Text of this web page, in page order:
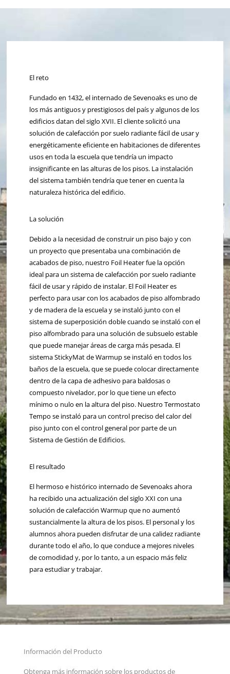
El reto
Fundado en 1432, el internado de Sevenoaks es uno de
los más antiguos y prestigiosos del país y algunos de los
edificios datan del siglo XVII. El cliente solicitó una
solución de calefacción por suelo radiante fácil de usar y
energéticamente eficiente en habitaciones de diferentes
usos en toda la escuela que tendría un impacto
insignificante en las alturas de los pisos. La instalación
del sistema también tendría que tener en cuenta la
naturaleza histórica del edificio.
La solución
Debido a la necesidad de construir un piso bajo y con
un proyecto que presentaba una combinación de
acabados de piso, nuestro Foil Heater fue la opción
ideal para un sistema de calefacción por suelo radiante
fácil de usar y rápido de instalar. El Foil Heater es
perfecto para usar con los acabados de piso alfombrado
y de madera de la escuela y se instaló junto con el
sistema de superposición doble cuando se instaló con el
piso alfombrado para una solución de subsuelo estable
que puede manejar áreas de carga más pesada. El
sistema StickyMat de Warmup se instaló en todos los
baños de la escuela, que se puede colocar directamente
dentro de la capa de adhesivo para baldosas o
compuesto nivelador, por lo que tiene un efecto
mínimo o nulo en la altura del piso. Nuestro Termostato
Tempo se instaló para un control preciso del calor del
piso junto con el control general por parte de un
Sistema de Gestión de Edificios.
El resultado
El hermoso e histórico internado de Sevenoaks ahora
ha recibido una actualización del siglo XXI con una
solución de calefacción Warmup que no aumentó
sustancialmente la altura de los pisos. El personal y los
alumnos ahora pueden disfrutar de una calidez radiante
durante todo el año, lo que conduce a mejores niveles
de comodidad y, por lo tanto, a un espacio más feliz
para estudiar y trabajar.
Información del Producto
Obtenga más información sobre los productos de